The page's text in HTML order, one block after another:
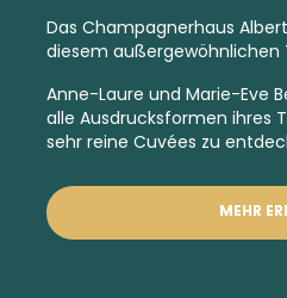
Das Champagnerhaus
diesem außergewöhnlichen
Anne-Laure und Marie-Eve
alle Ausdrucksformen ihres
sehr reine Cuvées zu
MEHR